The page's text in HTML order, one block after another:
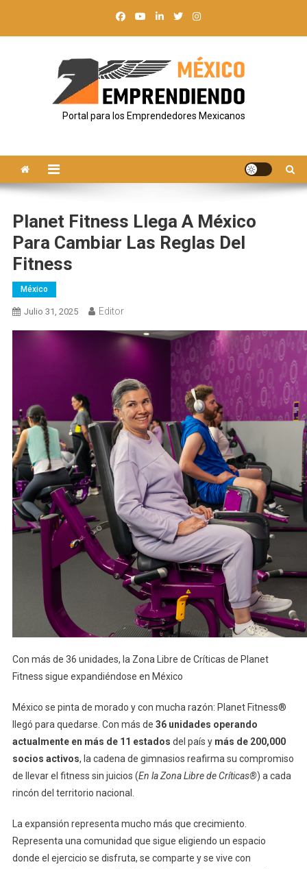
Portal para los Emprendedores Mexicanos
Planet Fitness Llega A México
Para Cambiar Las Reglas Del
Fitness
México
Julio 31, 2025 Editor
Con más de 36 unidades, la Zona Libre de Críticas de Planet
Fitness sigue expandiéndose en México
México se pinta de morado y con mucha razón: Planet Fitness®
llegó para quedarse. Con más de 36 unidades operando
actualmente en más de 11 estados del país y más de 200,000
socios activos, la cadena de gimnasios reafirma su compromiso
de llevar el fitness sin juicios (En la Zona Libre de Críticas®) a cada
rincón del territorio nacional.
La expansión representa mucho más que crecimiento.
Representa una comunidad que sigue eligiendo un espacio
donde el ejercicio se disfruta, se comparte y se vive con